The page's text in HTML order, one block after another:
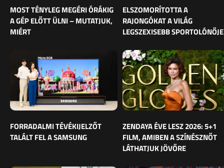
MOST TÉNYLEG MEGÉRI ÓRÁKIG
A GÉP ELŐTT ÜLNI – MUTATJUK,
MIÉRT
ELSZOMORÍTOTTA A
RAJONGÓKAT A VILÁG
LEGSZEXISEBB SPORTOLÓNŐJE
FORRADALMI TÉVÉKIJELZŐT
TALÁLT FEL A SAMSUNG
ZENDAYA ÉVE LESZ 2026: 5+1
FILM, AMIBEN A SZÍNÉSZNŐT
LÁTHATJUK JÖVŐRE